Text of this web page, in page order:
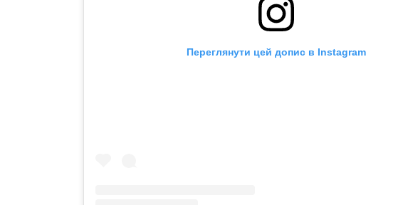
Переглянути цей допис в Instagram